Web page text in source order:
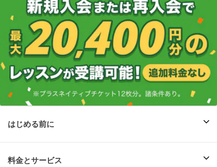
はじめる前に
料金とサービス